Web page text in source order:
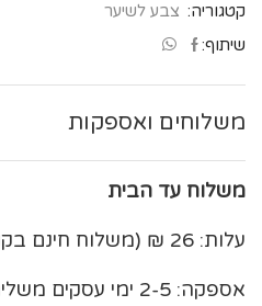
קטגוריה: צבע לשיער
שיתוף:
משלוחים ואספקות
משלוח עד הבית
עלות: 26 ₪ (משלוח חינם בקנייה מעל 299 ₪)
אספקה: 2-5 ימי עסקים משליחת ההזמנה